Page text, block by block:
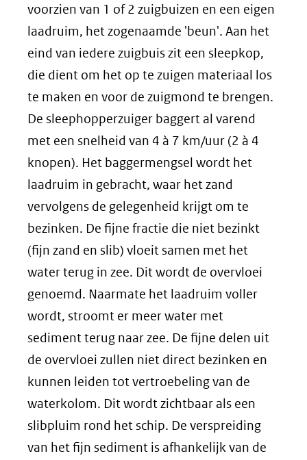
voorzien van 1 of 2 zuigbuizen en een eigen
laadruim, het zogenaamde 'beun'. Aan het
eind van iedere zuigbuis zit een sleepkop,
die dient om het op te zuigen materiaal los
te maken en voor de zuigmond te brengen.
De sleephopperzuiger baggert al varend
met een snelheid van 4 à 7 km/uur (2 à 4
knopen). Het baggermengsel wordt het
laadruim in gebracht, waar het zand
vervolgens de gelegenheid krijgt om te
bezinken. De fijne fractie die niet bezinkt
(fijn zand en slib) vloeit samen met het
water terug in zee. Dit wordt de overvloei
genoemd. Naarmate het laadruim voller
wordt, stroomt er meer water met
sediment terug naar zee. De fijne delen uit
de overvloei zullen niet direct bezinken en
kunnen leiden tot vertroebeling van de
waterkolom. Dit wordt zichtbaar als een
slibpluim rond het schip. De verspreiding
van het fijn sediment is afhankelijk van de